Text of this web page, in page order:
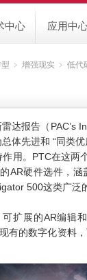
应用中
中心
﹥ 增强现实 ﹥ 低代
达报告（PAC’s
体先进和 “同类
用。PTC在这两
AR硬件选件，
500这类广泛
扩展的AR编辑
有的数字化资料